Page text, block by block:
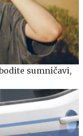
sumničavi,